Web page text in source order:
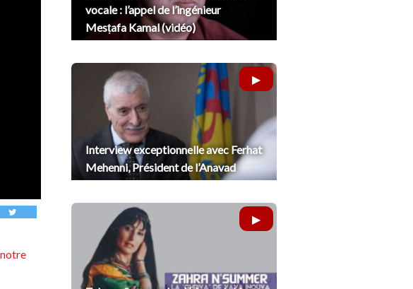
notre
vocale : l’appel de l’ingénieur
Mesṭafa Kamal (vidéo)
Interview exceptionnelle avec Ferhat
Mehenni, Président de l’Anavad